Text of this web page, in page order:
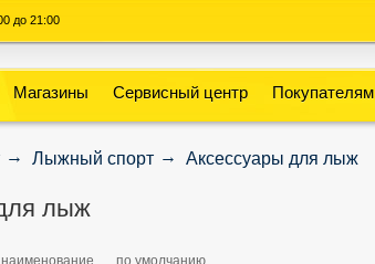
до 21:00
Магазины Сервисный центр Покупателям
Лыжный спорт Аксессуары для лыж
лыж
наименование по умолчанию